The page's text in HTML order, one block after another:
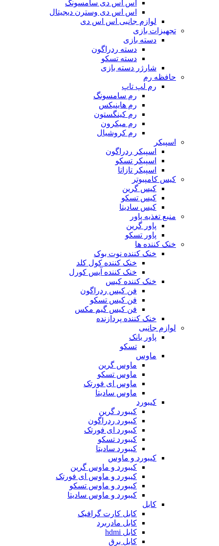
اس اس دی سامسونگ
اس اس دی وسترن دیجیتال
لوازم جانبی اس اس دی
تجهیزات بازی
دسته بازی
دسته ردراگون
دسته تسکو
شارژر دسته بازی
حافظه رم
رم لپ تاپ
رم سامسونگ
رم هاینیکس
رم کینگستون
رم میکرون
رم کروشیال
اسپیکر
اسپیکر ردراگون
اسپیکر تسکو
اسپیکر تازاتا
کیس کامپیوتر
کیس گرین
کیس تسکو
کیس سادیتا
منبع تغذیه‌ پاور
پاور گرین
پاور تسکو
خنک کننده ها
خنک کننده نوت بوک
خنک کننده کول کلد
خنک کننده آیس کورل
خنک کننده کیس
فن کیس ردراگون
فن کیس تسکو
فن کیس گیم مکس
خنک کننده پردازنده
لوازم جانبی
پاور بانک
تسکو
ماوس
ماوس گرین
ماوس تسکو
ماوس ای فورتک
ماوس سادیتا
کیبورد
کیبورد گرین
کیبورد ردراگون
کیبورد ای فورتک
کیبورد تسکو
کیبورد سادیتا
کیبورد و ماوس
کیبورد و ماوس گرین
کیبورد و ماوس ای فورتک
کیبورد و ماوس تسکو
کیبورد و ماوس سادیتا
کابل
کابل کارت گرافیک
کابل مادربرد
کابل hdmi
کابل برق